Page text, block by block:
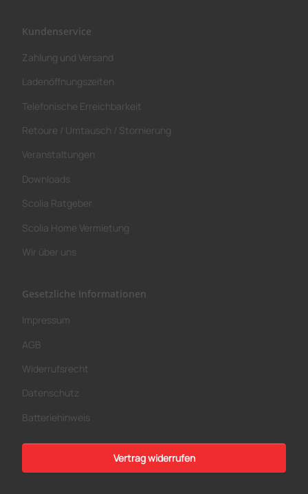
Kundenservice
Zahlung und Versand
Ladenöffnungszeiten
Telefonische Erreichbarkeit
Retoure / Umtausch / Stornierung
Veranstaltungen
Downloads
Scolia Ratgeber
Scolia Home Vermietung
Wir über uns
Gesetzliche Informationen
Impressum
AGB
Widerrufsrecht
Datenschutz
Batteriehinweis
Vertrag widerrufen